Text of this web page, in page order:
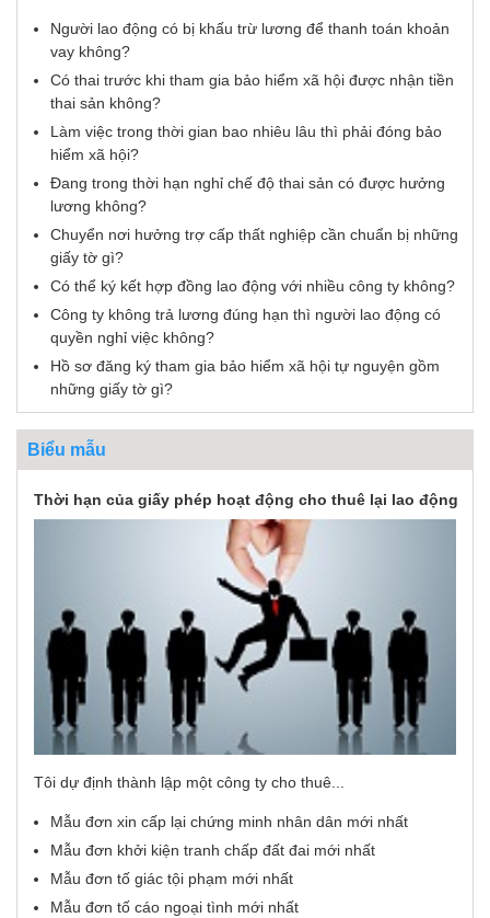
Người lao động có bị khấu trừ lương để thanh toán khoản
vay không?
Có thai trước khi tham gia bảo hiểm xã hội được nhận tiền
thai sản không?
Làm việc trong thời gian bao nhiêu lâu thì phải đóng bảo
hiểm xã hội?
Đang trong thời hạn nghỉ chế độ thai sản có được hưởng
lương không?
Chuyển nơi hưởng trợ cấp thất nghiệp cần chuẩn bị những
giấy tờ gì?
Có thể ký kết hợp đồng lao động với nhiều công ty không?
Công ty không trả lương đúng hạn thì người lao động có
quyền nghỉ việc không?
Hồ sơ đăng ký tham gia bảo hiểm xã hội tự nguyện gồm
những giấy tờ gì?
Biểu mẫu
Thời hạn của giấy phép hoạt động cho thuê lại lao động
Tôi dự định thành lập một công ty cho thuê...
Mẫu đơn xin cấp lại chứng minh nhân dân mới nhất
Mẫu đơn khởi kiện tranh chấp đất đai mới nhất
Mẫu đơn tố giác tội phạm mới nhất
Mẫu đơn tố cáo ngoại tình mới nhất